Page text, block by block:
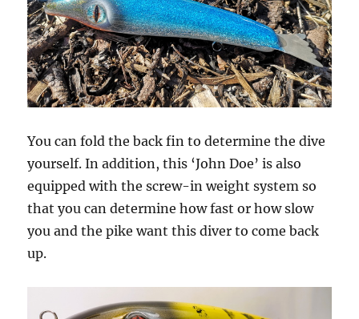
You can fold the back fin to determine the dive
yourself. In addition, this ‘John Doe’ is also
equipped with the screw-in weight system so
that you can determine how fast or how slow
you and the pike want this diver to come back
up.